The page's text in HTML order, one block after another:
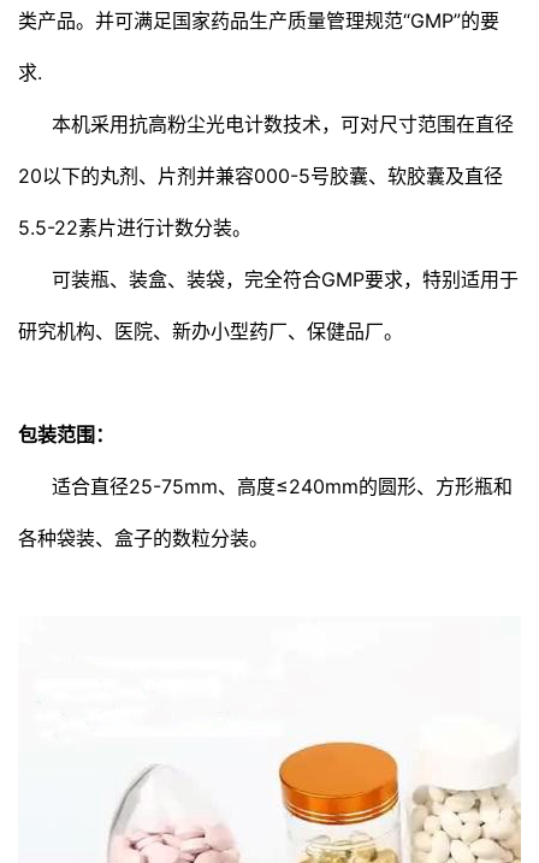
类产品。并可满足国家药品生产质量管理规范“GMP”的要
求.
本机采用抗高粉尘光电计数技术，可对尺寸范围在直径
20以下的丸剂、片剂并兼容000-5号胶囊、软胶囊及直径
5.5-22素片进行计数分装。
可装瓶、装盒、装袋，完全符合GMP要求，特别适用于
研究机构、医院、新办小型药厂、保健品厂。
包装范围：
适合直径25-75mm、高度≤240mm的圆形、方形瓶和
各种袋装、盒子的数粒分装。